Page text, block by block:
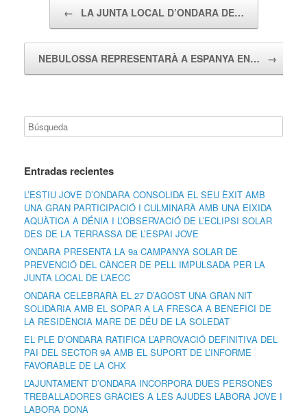
← LA JUNTA LOCAL D’ONDARA DE…
NEBULOSSA REPRESENTARÀ A ESPANYA EN… →
Entradas recientes
L’ESTIU JOVE D’ONDARA CONSOLIDA EL SEU ÈXIT AMB
UNA GRAN PARTICIPACIÓ I CULMINARÀ AMB UNA EIXIDA
AQUÀTICA A DÉNIA I L’OBSERVACIÓ DE L’ECLIPSI SOLAR
DES DE LA TERRASSA DE L’ESPAI JOVE
ONDARA PRESENTA LA 9a CAMPANYA SOLAR DE
PREVENCIÓ DEL CÀNCER DE PELL IMPULSADA PER LA
JUNTA LOCAL DE L’AECC
ONDARA CELEBRARÀ EL 27 D’AGOST UNA GRAN NIT
SOLIDÀRIA AMB EL SOPAR A LA FRESCA A BENEFICI DE
LA RESIDÈNCIA MARE DE DÉU DE LA SOLEDAT
EL PLE D’ONDARA RATIFICA L’APROVACIÓ DEFINITIVA DEL
PAI DEL SECTOR 9A AMB EL SUPORT DE L’INFORME
FAVORABLE DE LA CHX
L’AJUNTAMENT D’ONDARA INCORPORA DUES PERSONES
TREBALLADORES GRÀCIES A LES AJUDES LABORA JOVE I
LABORA DONA